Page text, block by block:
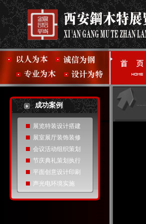
成功案例
展览特装设计搭建
展室展厅装饰装修
会议活动组织策划
节庆典礼策划执行
平面创意设计印刷
声光电环境实施